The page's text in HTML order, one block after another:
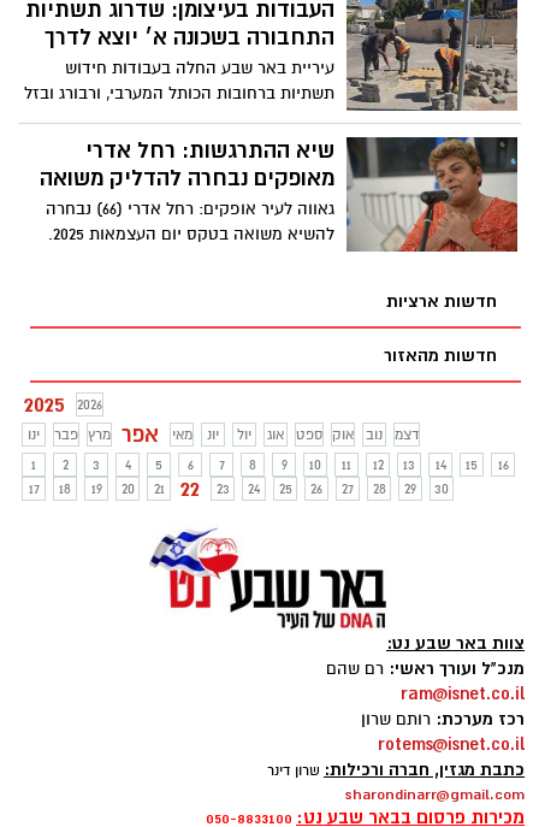
העבודות בעיצומן: שדרוג תשתיות
התחבורה בשכונה א׳ יוצא לדרך
עיריית באר שבע החלה בעבודות חידוש
תשתיות ברחובות הכותל המערבי, ורבורג ובזל
– כולל שדרוג כבישים, מדרכות, תאורה
ופיתוח נופי
שיא ההתרגשות: רחל אדרי
מאופקים נבחרה להדליק משואה
גאווה לעיר אופקים: רחל אדרי (66) נבחרה
להשיא משואה בטקס יום העצמאות 2025.
בכל רחבי תבל בזכות התושייה יוצאת הדופן
חדשות ארציות
חדשות מהאזור
2025
2026
ינו
פבר מרץ אפר מאי יונ יול אוג ספט אוק נוב
דצמ
1
2 3 4 5 6 7 8 9 10 11 12 13 14 15
16
17
18 19 20 21 22 23 24 25 26 27 28 29 30
צוות באר שבע נט:
מנכ"ל ועורך ראשי: רם שהם
ram@isnet.co.il
רכז מערכת: רותם שרון
rotems@isnet.co.il
כתבת מגזין, חברה ורכילות: שרון דינר
sharondinarr@gmail.com
מכירות פרסום בבאר שבע נט: 050-8833100